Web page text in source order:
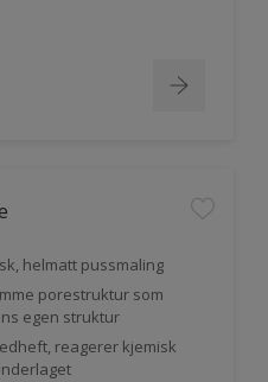
helmatt pussmaling
porestruktur som
egen struktur
reagerer kjemisk